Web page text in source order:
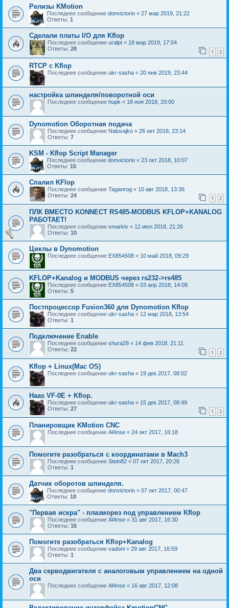
Релизы KMotion
Последнее сообщение donvictorio « 27 мар 2019, 21:22
Ответы: 1
Сделали платы I/O для Kflop
Последнее сообщение uralpt « 18 мар 2019, 17:04
Ответы: 28 1 2
RTCP с Kflop
Последнее сообщение ukr-sasha « 20 янв 2019, 23:44
настройка шпинделя/поворотной оси
Последнее сообщение hupk « 18 ноя 2018, 20:00
Dynomotion Оборотная подача
Последнее сообщение Naluvajko « 26 окт 2018, 23:14
Ответы: 7
KSM - Kflop Script Manager
Последнее сообщение donvictorio « 23 окт 2018, 10:07
Ответы: 15
Спалил KFlop
Последнее сообщение Taganrog « 10 авг 2018, 13:36
Ответы: 24 1 2
ПЛК ВМЕСТО KONNECT RS485-MODBUS KFLOP+KANALOG
РАБОТАЕТ!
Последнее сообщение vmarkiv « 12 июл 2018, 21:26
Ответы: 10
Циклы в Dynomotion
Последнее сообщение EX854508 « 10 май 2018, 09:29
KFLOP+Kanalog и MODBUS через rs232->rs485
Последнее сообщение EX854508 « 03 апр 2018, 14:08
Ответы: 5
Постпроцессор Fusion360 для Dynomotion Kflop
Последнее сообщение ukr-sasha « 12 мар 2018, 13:54
Ответы: 1
Подключение Enable
Последнее сообщение shura28 « 14 фев 2018, 21:11
Ответы: 22 1 2
Kflop + Linux(Mac OS)
Последнее сообщение ukr-sasha « 19 дек 2017, 08:02
Haas VF-0E + Kflop.
Последнее сообщение ukr-sasha « 15 дек 2017, 08:49
Ответы: 27 1 2
Планировщик KMotion CNC
Последнее сообщение Al4nse « 24 окт 2017, 16:18
Помогите разобраться с координатами в Mach3
Последнее сообщение Stein82 « 07 окт 2017, 20:26
Ответы: 1
Датчик оборотов шпинделя.
Последнее сообщение donvictorio « 07 окт 2017, 00:47
Ответы: 18
"Первая искра" - плазморез под управлением Kflop
Последнее сообщение Al4nse « 31 авг 2017, 16:30
Ответы: 16
Помогите разобраться Kflop+Kanalog
Последнее сообщение vadoni « 29 авг 2017, 16:59
Ответы: 1
Два серводвигателя с аналоговым управлением на одной
оси
Последнее сообщение Al4nse « 16 авг 2017, 12:08